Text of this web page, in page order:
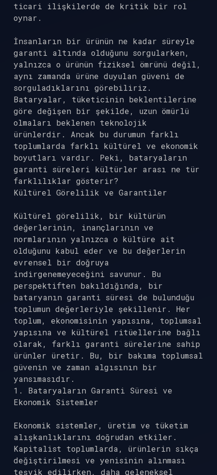
ticari ilişkilerde de kritik bir rol
oynar.
İnsanların bir ürünün ne kadar süreyle
garanti altında olduğunu sorgularken,
yalnızca o ürünün fiziksel ömrünü değil,
aynı zamanda ürüne duyulan güveni de
sorguladıklarını görebiliriz.
Bataryalar, tüketicinin beklentilerine
göre değişen bir şekilde, uzun ömürlü
olmaları beklenen teknolojik
ürünlerdir. Ancak bu durumun farklı
toplumlarda farklı kültürel ve ekonomik
boyutları vardır. Peki, bataryaların
garanti süreleri kültürler arası ne tür
farklılıklar gösterir?
Kültürel Görelilik ve Garantiler
Kültürel görelilik, bir kültürün
değerlerinin, inançlarının ve
normlarının yalnızca o kültüre ait
olduğunu kabul eder ve bu değerlerin
evrensel bir doğruya
indirgenemeyeceğini savunur. Bu
perspektiften bakıldığında, bir
bataryanın garanti süresi de bulunduğu
toplumun değerleriyle şekillenir. Her
toplum, ekonomisinin yapısına, toplumsal
yapısına ve kültürel ritüellerine bağlı
olarak, farklı garanti sürelerine sahip
ürünler üretir. Bu, bir bakıma toplumsal
güvenin ve zaman algısının bir
yansımasıdır.
1. Bataryaların Garanti Süresi ve
Ekonomik Sistemler
Ekonomik sistemler, üretim ve tüketim
alışkanlıklarını doğrudan etkiler.
Kapitalist toplumlarda, ürünlerin sıkça
değiştirilmesi ve yenisinin alınması
teşvik edilirken, daha geleneksel